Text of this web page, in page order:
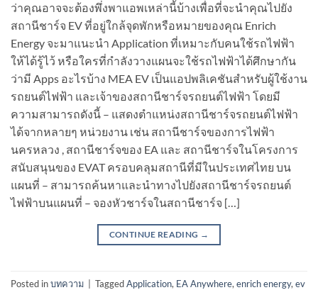
ว่าคุณอาจจะต้องพึ่งพาแอพเหล่านี้บ้างเพื่อที่จะนำคุณไปยัง
สถานีชาร์จ EV ที่อยู่ใกล้จุดพักหรือหมายของคุณ Enrich
Energy จะมาแนะนำ Application ที่เหมาะกับคนใช้รถไฟฟ้า
ให้ได้รู้ไว้ หรือใครที่กำลังวางแผนจะใช้รถไฟฟ้าได้ศึกษากัน
ว่ามี Apps อะไรบ้าง MEA EV เป็นแอปพลิเคชันสำหรับผู้ใช้งาน
รถยนต์ไฟฟ้า และเจ้าของสถานีชาร์จรถยนต์ไฟฟ้า โดยมี
ความสามารถดังนี้ – แสดงตำแหน่งสถานีชาร์จรถยนต์ไฟฟ้า
ได้จากหลายๆ หน่วยงาน เช่น สถานีชาร์จของการไฟฟ้า
นครหลวง , สถานีชาร์จของ EA และ สถานีชาร์จในโครงการ
สนับสนุนของ EVAT ครอบคลุมสถานีที่มีในประเทศไทย บน
แผนที่ – สามารถค้นหาและนำทางไปยังสถานีชาร์จรถยนต์
ไฟฟ้าบนแผนที่ – จองหัวชาร์จในสถานีชาร์จ […]
CONTINUE READING →
Posted inบทความ | TaggedApplication, EA Anywhere, enrich energy, ev